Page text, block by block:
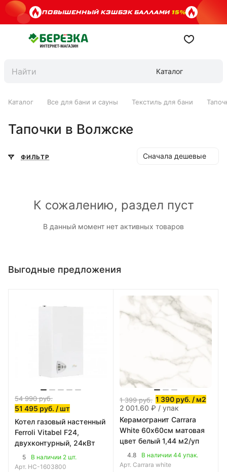
ПОВЫШЕННЫЙ КЭШБЭК БАЛЛАМИ15%
Каталог
Каталог Все для бани и сауны Текстиль для бани
Тапочки в Волжске
ФИЛЬТР Сначала дешевые
К сожалению, раздел пуст
В данный момент нет активных товаров
Выгодные предложения
54 990руб.
51 495 руб. / шт
Котел газовый настенный
Ferroli Vitabel F24,
двухконтурный, 24кВт
5
В наличии 2 шт.
Арт. НС-1603800
1 399руб. 1 390 руб. / м2
2 001.60 ₽ / упак
Керамогранит Carrara
White 60х60см матовая
цвет белый 1,44 м2/уп
4.8
В наличии 44 упак.
Арт. Carrara white